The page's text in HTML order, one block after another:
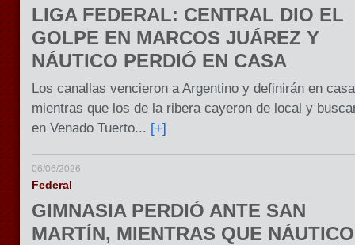
LIGA FEDERAL: CENTRAL DIO EL
GOLPE EN MARCOS JUÁREZ Y
NÁUTICO PERDIÓ EN CASA
Los canallas vencieron a Argentino y definirán en
mientras que los de la ribera cayeron de local y
en Venado Tuerto... [+]
06/06/2026
Federal
GIMNASIA PERDIÓ ANTE SAN
MARTÍN, MIENTRAS QUE NÁUTICO